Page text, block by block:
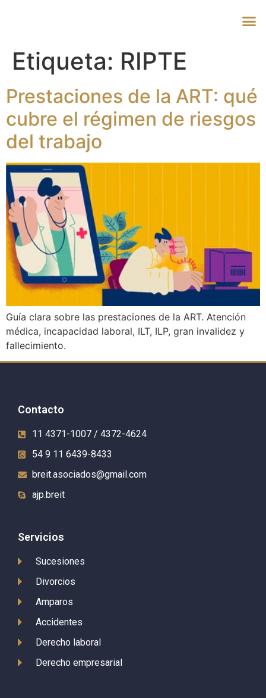
Etiqueta: RIPTE
Prestaciones de la ART: qué
cubre el régimen de riesgos
del trabajo
Guía clara sobre las prestaciones de la ART. Atención
médica, incapacidad laboral, ILT, ILP, gran invalidez y
fallecimiento.
Contacto
11 4371-1007 / 4372-4624
54 9 11 6439-8433
breit.asociados@gmail.com
ajp.breit
Servicios
Sucesiones
Divorcios
Amparos
Accidentes
Derecho laboral
Derecho empresarial